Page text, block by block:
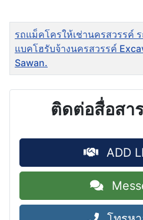
ชื่อ
รถแม็คโครให้เช่านครสวรรค์
แบคโฮรับจ้างนครสวรรค์
Sawan.
ติดต่อสื่อสา
ADD